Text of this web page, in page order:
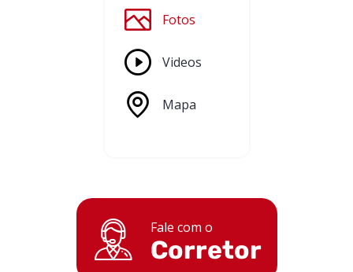
Fotos
Videos
Mapa
Fale com o
Corretor